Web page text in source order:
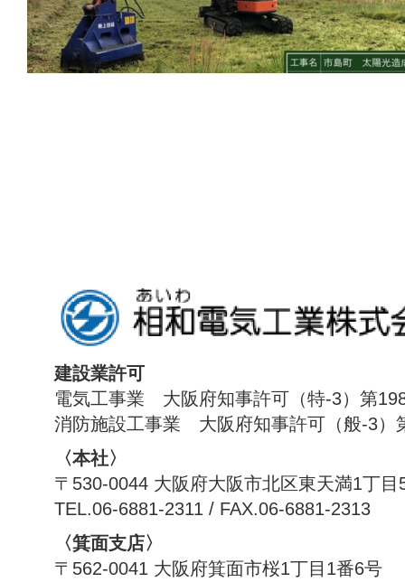
建設業許可
電気工事業 大阪府知事許可（特-3）第
消防施設工事業 大阪府知事許可（般-3）
〈本社〉
〒530-0044 大阪府大阪市北区東天満1丁目
TEL.06-6881-2311 / FAX.06-6881-2313
〈箕面支店〉
〒562-0041 大阪府箕面市桜1丁目1番6号